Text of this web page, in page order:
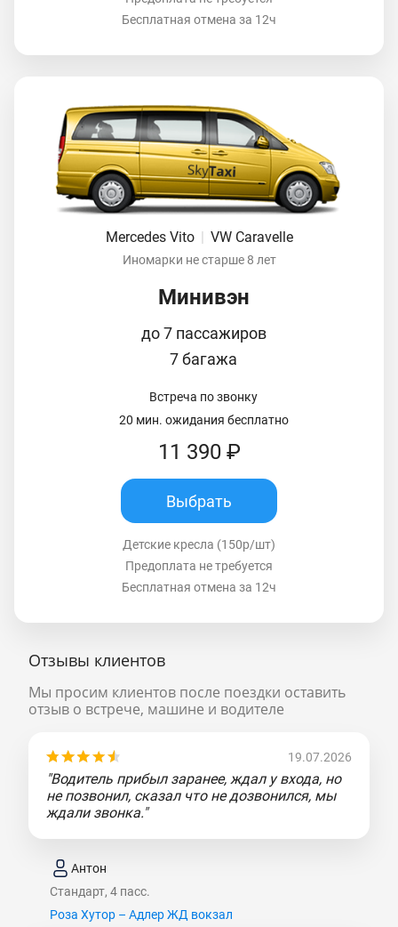
Бесплатная отмена за 12ч
Mercedes Vito VW Caravelle
Иномарки не старше 8 лет
Минивэн
до 7 пассажиров
7 багажа
Встреча по звонку
20 мин. ожидания бесплатно
11 390 ₽
Выбрать
Детские кресла (150р/шт)
Предоплата не требуется
Бесплатная отмена за 12ч
Отзывы клиентов
Мы просим клиентов после поездки оставить
отзыв о встрече, машине и водителе
19.07.2026
"Водитель прибыл заранее, ждал у входа, но
не позвонил, сказал что не дозвонился, мы
ждали звонка."
Антон
Стандарт, 4 пасс.
Роза Хутор – Адлер ЖД вокзал